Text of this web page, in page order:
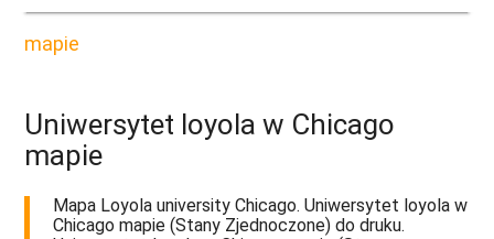
mapie
Uniwersytet loyola w Chicago
mapie
Mapa Loyola university Chicago. Uniwersytet loyola w
Chicago mapie (Stany Zjednoczone) do druku.